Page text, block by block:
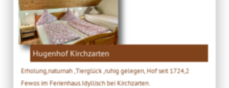
Hugenhof Kirchzarten
Erholung,naturnah ,Tierglück ,ruhig gelegen, Hof seit 1724,2
Fewos im Ferienhaus.Idyllisch bei Kirchzarten.